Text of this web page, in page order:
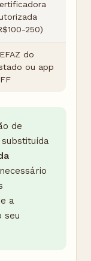
250)
do
ou app
de
a
seu